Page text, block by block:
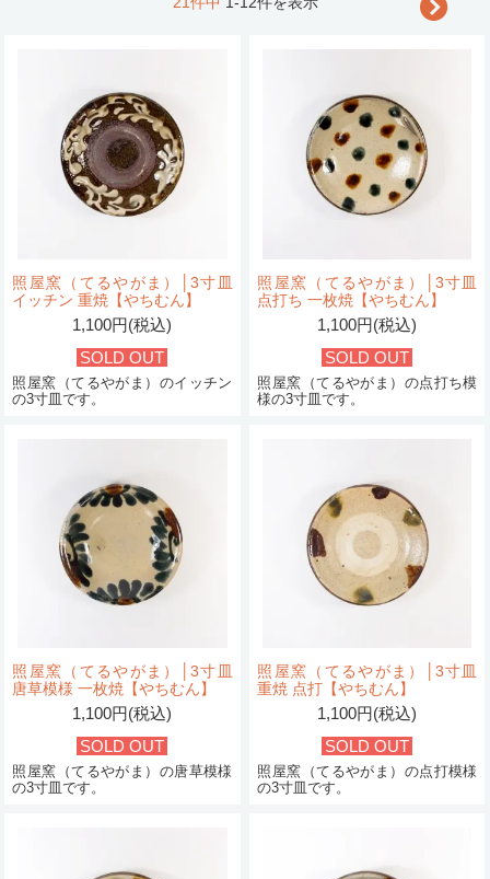
照屋窯（てるやがま）│3寸皿
イッチン 重焼【やちむん】
1,100円(税込)
SOLD OUT
照屋窯（てるやがま）のイッチン
の3寸皿です。
照屋窯（てるやがま）│3寸皿
点打ち 一枚焼【やちむん】
1,100円(税込)
SOLD OUT
照屋窯（てるやがま）の点打ち模
様の3寸皿です。
照屋窯（てるやがま）│3寸皿
唐草模様 一枚焼【やちむん】
1,100円(税込)
SOLD OUT
照屋窯（てるやがま）の唐草模様
の3寸皿です。
照屋窯（てるやがま）│3寸皿
重焼 点打【やちむん】
1,100円(税込)
SOLD OUT
照屋窯（てるやがま）の点打模様
の3寸皿です。